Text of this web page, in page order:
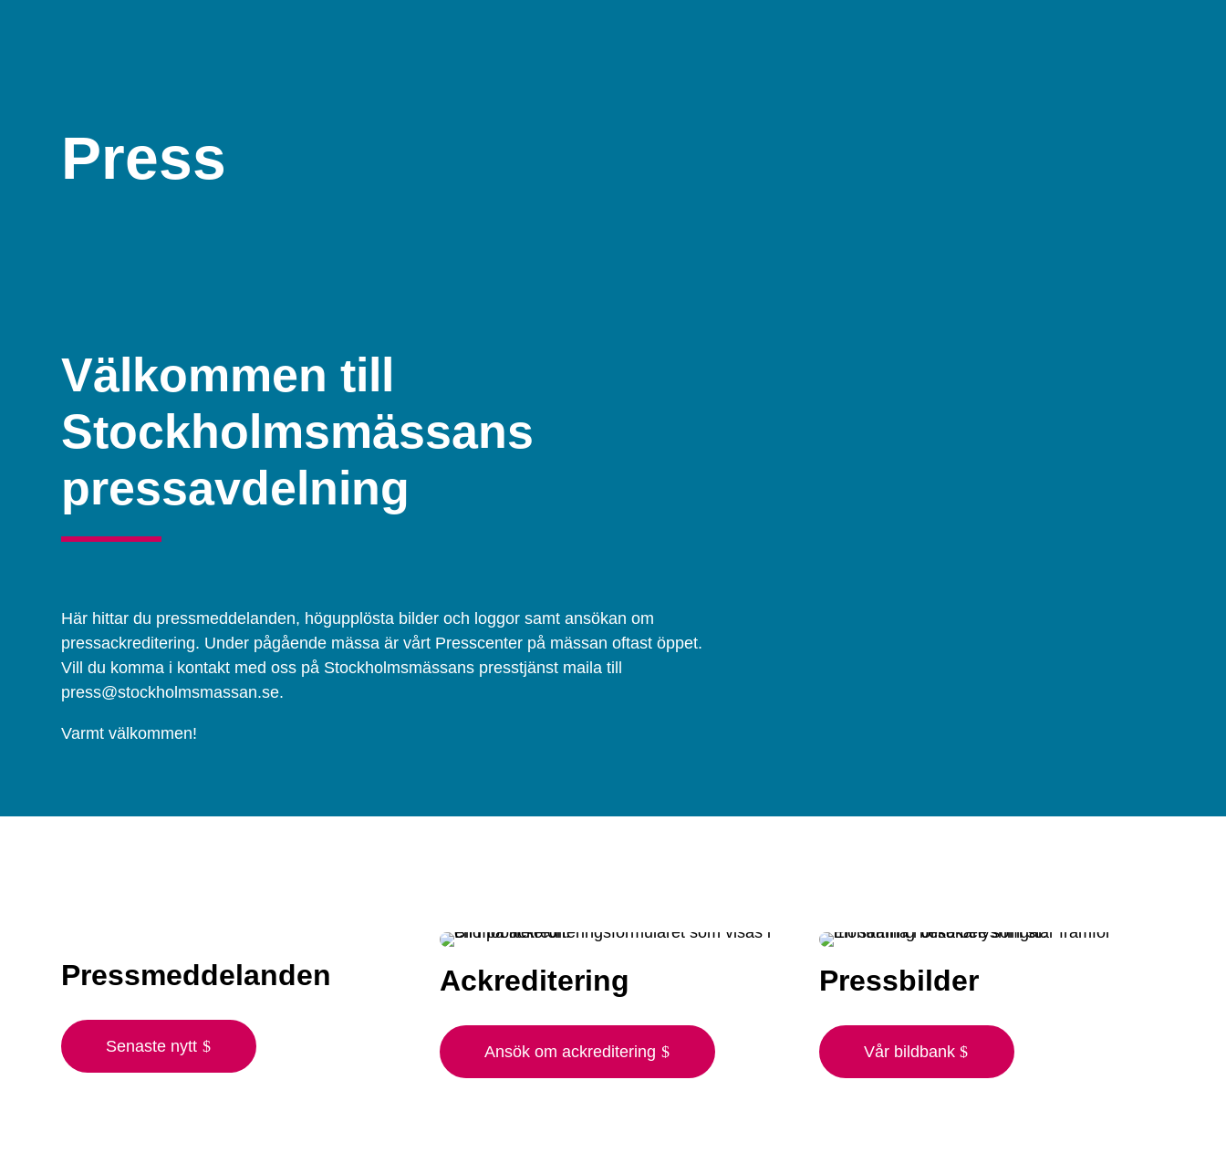
Press
Välkommen till
Stockholmsmässans
pressavdelning
Här hittar du pressmeddelanden, högupplösta bilder och loggor samt ansökan om
pressackreditering. Under pågående mässa är vårt Presscenter på mässan oftast öppet.
Vill du komma i kontakt med oss på Stockholmsmässans presstjänst maila till
press@stockholmsmassan.se.
Varmt välkommen!
Pressmeddelanden
Senaste nytt
Ackreditering
Ansök om ackreditering
Pressbilder
Vår bildbank